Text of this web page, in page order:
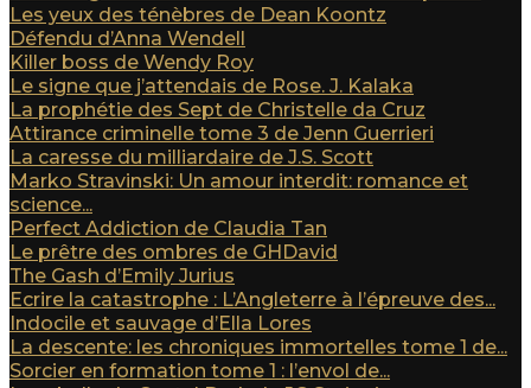
Les yeux des ténèbres de Dean Koontz
Défendu d’Anna Wendell
Killer boss de Wendy Roy
Le signe que j’attendais de Rose. J. Kalaka
La prophétie des Sept de Christelle da Cruz
Attirance criminelle tome 3 de Jenn Guerrieri
La caresse du milliardaire de J.S. Scott
Marko Stravinski: Un amour interdit: romance et
science...
Perfect Addiction de Claudia Tan
Le prêtre des ombres de GHDavid
The Gash d’Emily Jurius
Ecrire la catastrophe : L’Angleterre à l’épreuve des...
Indocile et sauvage d’Ella Lores
La descente: les chroniques immortelles tome 1 de...
Sorcier en formation tome 1 : l’envol de...